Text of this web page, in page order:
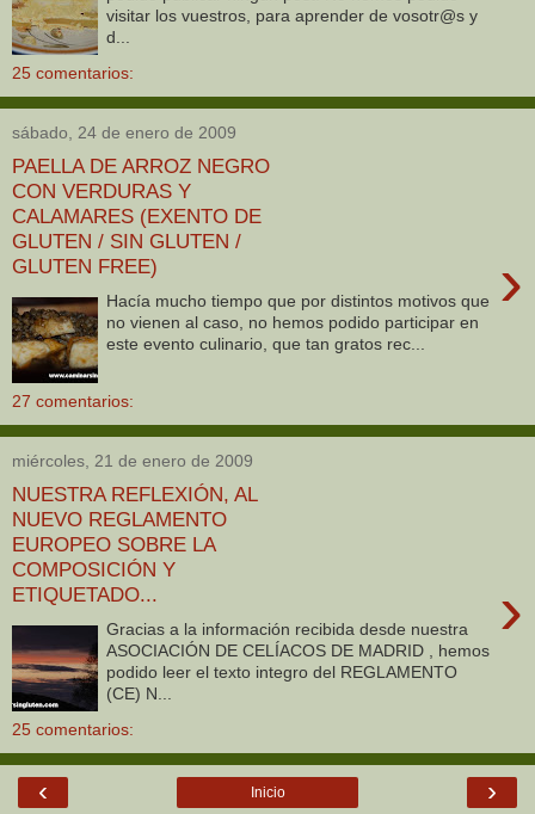
visitar los vuestros, para aprender de vosotr@s y
d...
25 comentarios:
sábado, 24 de enero de 2009
PAELLA DE ARROZ NEGRO
CON VERDURAS Y
CALAMARES (EXENTO DE
GLUTEN / SIN GLUTEN /
GLUTEN FREE)
›
Hacía mucho tiempo que por distintos motivos que
no vienen al caso, no hemos podido participar en
este evento culinario, que tan gratos rec...
27 comentarios:
miércoles, 21 de enero de 2009
NUESTRA REFLEXIÓN, AL
NUEVO REGLAMENTO
EUROPEO SOBRE LA
COMPOSICIÓN Y
ETIQUETADO...
›
Gracias a la información recibida desde nuestra
ASOCIACIÓN DE CELÍACOS DE MADRID , hemos
podido leer el texto integro del REGLAMENTO
(CE) N...
25 comentarios:
‹ ›
Inicio